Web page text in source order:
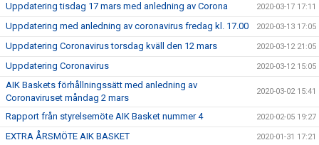
Uppdatering tisdag 17 mars med anledning av Corona 2020-03-17 17:11
Uppdatering med anledning av coronavirus fredag kl. 17.00 2020-03-13 17:05
Uppdatering Coronavirus torsdag kväll den 12 mars 2020-03-12 21:05
Uppdatering Coronavirus 2020-03-12 15:05
AIK Baskets förhållningssätt med anledning av
Coronaviruset måndag 2 mars
2020-03-02 15:41
Rapport från styrelsemöte AIK Basket nummer 4 2020-02-05 19:27
EXTRA ÅRSMÖTE AIK BASKET 2020-01-31 17:21